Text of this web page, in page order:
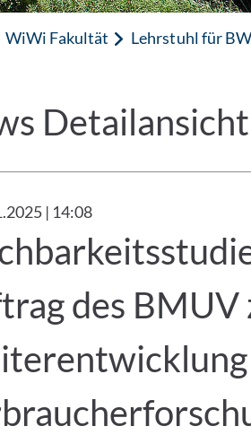
WiWi Fakultät Lehrstuhl für
Detailansicht
| 14:08
des BMUV